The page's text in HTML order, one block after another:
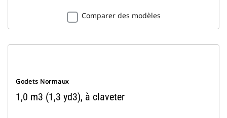
Comparer des modèles
Godets Normaux
1,0 m3 (1,3 yd3), à claveter